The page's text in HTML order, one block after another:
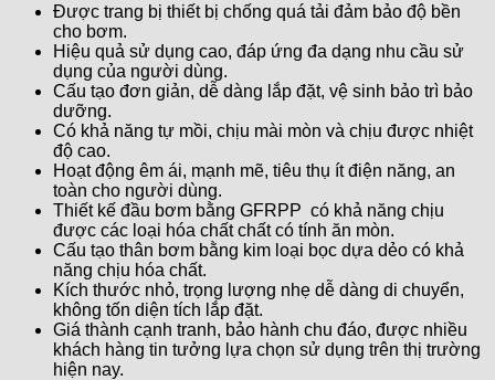
Được trang bị thiết bị chống quá tải đảm bảo độ bền
cho bơm.
Hiệu quả sử dụng cao, đáp ứng đa dạng nhu cầu sử
dụng của người dùng.
Cấu tạo đơn giản, dễ dàng lắp đặt, vệ sinh bảo trì bảo
dưỡng.
Có khả năng tự mồi, chịu mài mòn và chịu được nhiệt
độ cao.
Hoạt động êm ái, mạnh mẽ, tiêu thụ ít điện năng, an
toàn cho người dùng.
Thiết kế đầu bơm bằng GFRPP có khả năng chịu
được các loại hóa chất chất có tính ăn mòn.
Cấu tạo thân bơm bằng kim loại bọc dựa dẻo có khả
năng chịu hóa chất.
Kích thước nhỏ, trọng lượng nhẹ dễ dàng di chuyển,
không tốn diện tích lắp đặt.
Giá thành cạnh tranh, bảo hành chu đáo, được nhiều
khách hàng tin tưởng lựa chọn sử dụng trên thị trường
hiện nay.